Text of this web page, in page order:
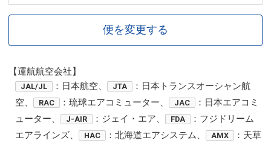
便を変更する
【運航航空会社】
JAL/JL ：日本航空、 JTA
：日本トランスオーシャン航
空、
RAC ：琉球エアコミューター、 JAC
：日本エアコミ
ューター、
J-AIR ：ジェイ・エア、 FDA
：フジドリーム
エアラインズ、
HAC ：北海道エアシステム、 AMX
：天草